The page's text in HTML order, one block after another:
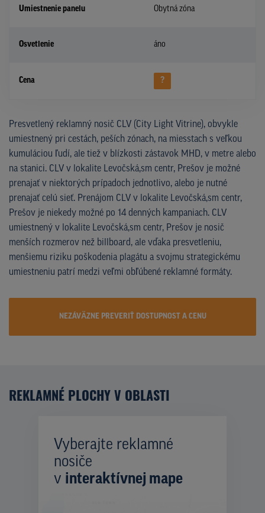
Umiestnenie panelu Obytná zóna
Osvetlenie áno
Cena ?
Presvetlený reklamný nosič CLV (City Light Vitrine), obvykle
umiestnený pri cestách, peších zónach, na miesstach s veľkou
kumuláciou ľudí, ale tiež v blízkosti zástavok MHD, v metre alebo
na stanici. CLV v lokalite Levočská,sm centr, Prešov je možné
prenajať v niektorých prípadoch jednotlivo, alebo je nutné
prenajať celú sieť. Prenájom CLV v lokalite Levočská,sm centr,
Prešov je niekedy možné po 14 denných kampaniach. CLV
umiestnený v lokalite Levočská,sm centr, Prešov je nosič
menších rozmerov než billboard, ale vďaka presvetleniu,
menšiemu riziku poškodenia plagátu a svojmu strategickému
umiestneniu patrí medzi veľmi obľúbené reklamné formáty.
NEZÁVÄZNE PREVERIŤ DOSTUPNOST A CENU
REKLAMNÉ PLOCHY V OBLASTI
Vyberajte reklamné
nosiče
v interaktívnej mape